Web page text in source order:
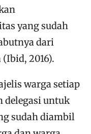
yang sudah
dari
2016).
warga setiap
delegasi untuk
sudah diambil